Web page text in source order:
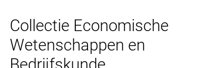
Collectie Economische
Wetenschappen en